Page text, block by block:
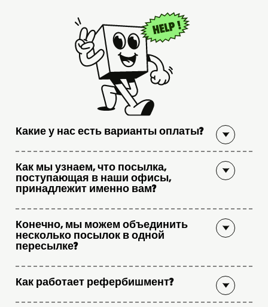
Какие у нас есть варианты оплаты?
Как мы узнаем, что посылка,
поступающая в наши офисы,
принадлежит именно вам?
Конечно, мы можем объединить
несколько посылок в одной
пересылке?
Как работает рефербишмент?